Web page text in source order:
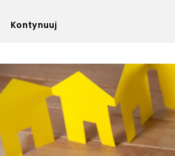
Kontynuuj